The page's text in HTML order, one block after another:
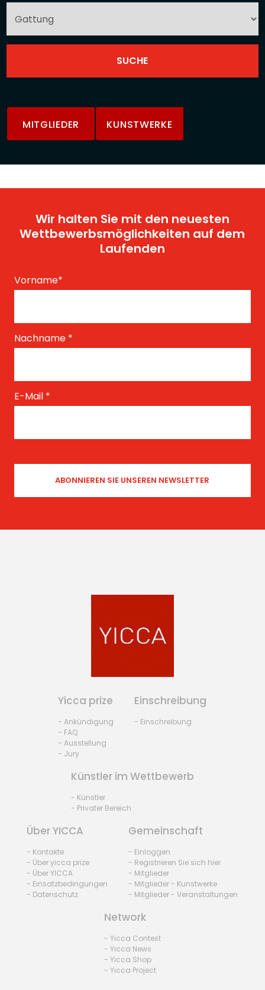
MITGLIEDER KUNSTWERKE
Wir halten Sie mit den neuesten
Wettbewerbsmöglichkeiten auf dem
Laufenden
Vorname*
Nachname *
E-Mail *
Yicca prize
- Ankündigung
- FAQ
- Ausstellung
- Jury
Einschreibung
- Einschreibung
Künstler im Wettbewerb
- Künstler
- Privater Bereich
Über YICCA
- Kontakte
- Über yicca prize
- Über YICCA
- Einsatzbedingungen
- Datenschutz
Gemeinschaft
- Einloggen
- Registrieren Sie sich hier
- Mitglieder
- Mitglieder - Kunstwerke
- Mitglieder - Veranstaltungen
Network
- Yicca Contest
- Yicca News
- Yicca Shop
- Yicca Project